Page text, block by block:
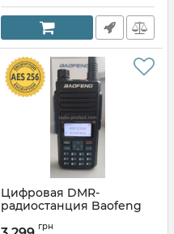
Цифровая DMR-
радиостанция Baofeng
грн